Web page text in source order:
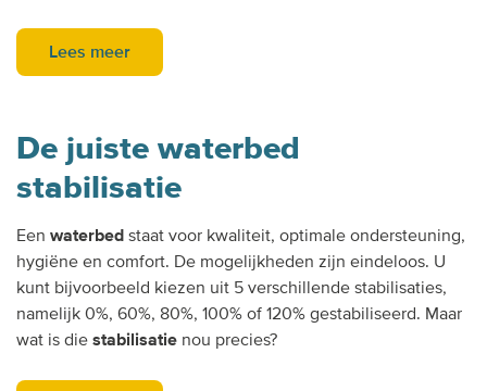
Lees meer
De juiste waterbed
stabilisatie
Een waterbed staat voor kwaliteit, optimale ondersteuning,
hygiëne en comfort. De mogelijkheden zijn eindeloos. U
kunt bijvoorbeeld kiezen uit 5 verschillende stabilisaties,
namelijk 0%, 60%, 80%, 100% of 120% gestabiliseerd. Maar
wat is die stabilisatie nou precies?